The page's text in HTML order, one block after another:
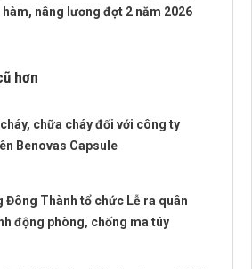
nâng lương đợt 2 năm 2026
hơn
chữa cháy đối với công ty
Benovas Capsule
Đông Thành tổ chức Lễ ra quân
động phòng, chống ma túy